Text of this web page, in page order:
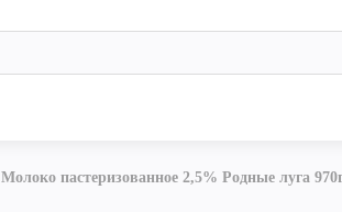
Молоко пастеризованное 2,5% Родные луга